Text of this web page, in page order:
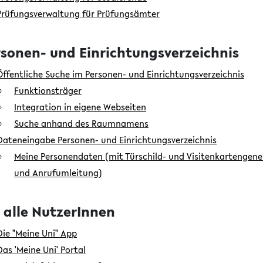
für Prüfungsämter
und Einrichtungsverzeichnis
Suche im Personen- und Einrichtungsverzeichnis
Funktionsträger
Integration in eigene Webseiten
Suche anhand des Raumnamens
Personen- und Einrichtungsverzeichnis
Meine Personendaten (mit Türschild- und
und Anrufumleitung)
alle NutzerInnen
"Meine Uni" App
'Meine Uni' Portal